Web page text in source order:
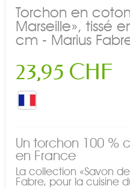
Torchon en
Marseille», tissé
cm - Marius
23,95 CHF
Un torchon 100 %
en France
La collection «Savon
Fabre, pour la cuisine